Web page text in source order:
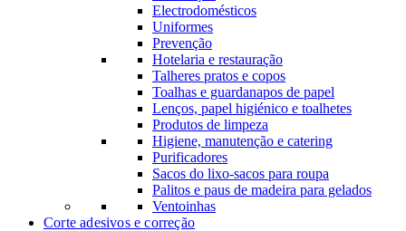
Electrodomésticos
Uniformes
Prevenção
Hotelaria e restauração
Talheres pratos e copos
Toalhas e guardanapos de papel
Lenços, papel higiénico e toalhetes
Produtos de limpeza
Higiene, manutenção e catering
Purificadores
Sacos do lixo-sacos para roupa
Palitos e paus de madeira para gelados
Ventoinhas
Corte adesivos e correção